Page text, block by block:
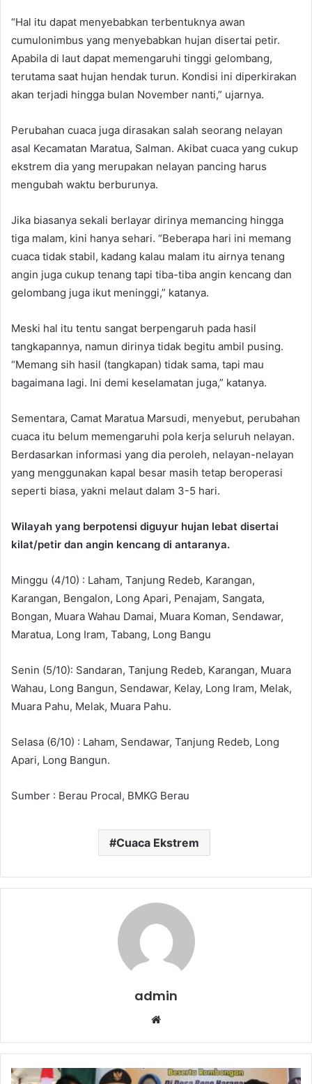
“Hal itu dapat menyebabkan terbentuknya awan
cumulonimbus yang menyebabkan hujan disertai petir.
Apabila di laut dapat memengaruhi tinggi gelombang,
terutama saat hujan hendak turun. Kondisi ini diperkirakan
akan terjadi hingga bulan November nanti,” ujarnya.
Perubahan cuaca juga dirasakan salah seorang nelayan
asal Kecamatan Maratua, Salman. Akibat cuaca yang cukup
ekstrem dia yang merupakan nelayan pancing harus
mengubah waktu berburunya.
Jika biasanya sekali berlayar dirinya memancing hingga
tiga malam, kini hanya sehari. “Beberapa hari ini memang
cuaca tidak stabil, kadang kalau malam itu airnya tenang
angin juga cukup tenang tapi tiba-tiba angin kencang dan
gelombang juga ikut meninggi,” katanya.
Meski hal itu tentu sangat berpengaruh pada hasil
tangkapannya, namun dirinya tidak begitu ambil pusing.
“Memang sih hasil (tangkapan) tidak sama, tapi mau
bagaimana lagi. Ini demi keselamatan juga,” katanya.
Sementara, Camat Maratua Marsudi, menyebut, perubahan
cuaca itu belum memengaruhi pola kerja seluruh nelayan.
Berdasarkan informasi yang dia peroleh, nelayan-nelayan
yang menggunakan kapal besar masih tetap beroperasi
seperti biasa, yakni melaut dalam 3-5 hari.
Wilayah yang berpotensi diguyur hujan lebat disertai
kilat/petir dan angin kencang di antaranya.
Minggu (4/10) : Laham, Tanjung Redeb, Karangan,
Karangan, Bengalon, Long Apari, Penajam, Sangata,
Bongan, Muara Wahau Damai, Muara Koman, Sendawar,
Maratua, Long Iram, Tabang, Long Bangu
Senin (5/10): Sandaran, Tanjung Redeb, Karangan, Muara
Wahau, Long Bangun, Sendawar, Kelay, Long Iram, Melak,
Muara Pahu, Melak, Muara Pahu.
Selasa (6/10) : Laham, Sendawar, Tanjung Redeb, Long
Apari, Long Bangun.
Sumber : Berau Procal, BMKG Berau
Cuaca Ekstrem
admin
Website